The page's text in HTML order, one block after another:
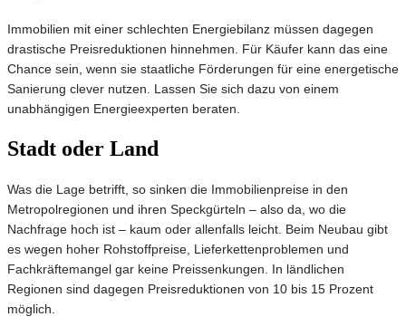
Immobilien mit einer schlechten Energiebilanz müssen dagegen
drastische Preisreduktionen hinnehmen. Für Käufer kann das eine
Chance sein, wenn sie staatliche Förderungen für eine energetische
Sanierung clever nutzen. Lassen Sie sich dazu von einem
unabhängigen Energieexperten beraten.
Stadt oder Land
Was die Lage betrifft, so sinken die Immobilienpreise in den
Metropolregionen und ihren Speckgürteln – also da, wo die
Nachfrage hoch ist – kaum oder allenfalls leicht. Beim Neubau gibt
es wegen hoher Rohstoffpreise, Lieferkettenproblemen und
Fachkräftemangel gar keine Preissenkungen. In ländlichen
Regionen sind dagegen Preisreduktionen von 10 bis 15 Prozent
möglich.